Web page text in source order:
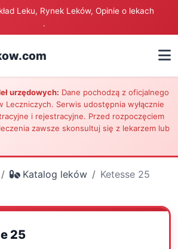
Leku, Rynek Leków, Opinie o lekach
.
urzędowych: Dane pochodzą z oficjalnego
Leczniczych. Serwis udostępnia wyłącznie
i rejestracyjne. Przed rozpoczęciem
zawsze skonsultuj się z lekarzem lub
Katalog leków Ketesse 25
25